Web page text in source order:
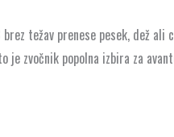
težav prenese pesek, dež ali
je zvočnik popolna izbira za